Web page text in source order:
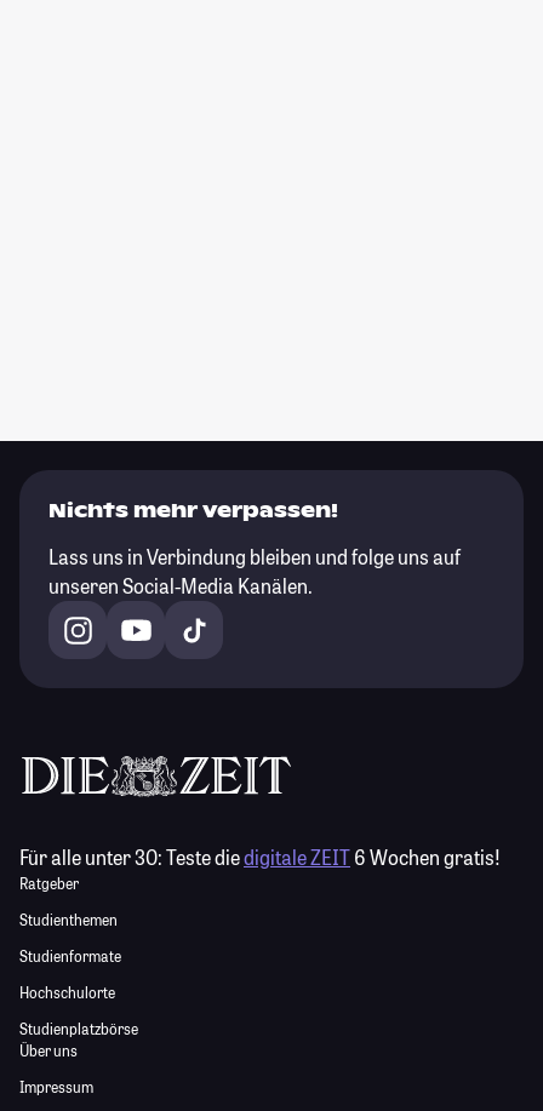
Nichts mehr verpassen!
Lass uns in Verbindung bleiben und folge uns auf
unseren Social-Media Kanälen.
Für alle unter 30:Teste diedigitale ZEIT6 Wochen gratis!
Ratgeber
Studienthemen
Studienformate
Hochschulorte
Studienplatzbörse
Über uns
Impressum